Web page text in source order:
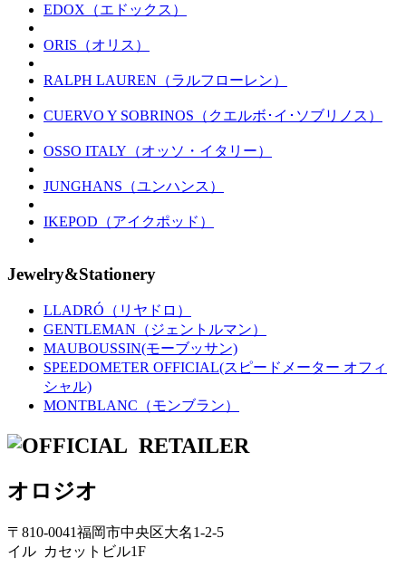
EDOX（エドックス）
ORIS（オリス）
RALPH LAUREN（ラルフローレン）
CUERVO Y SOBRINOS（クエルボ･イ･ソブリノス）
OSSO ITALY（オッソ・イタリー）
JUNGHANS（ユンハンス）
IKEPOD（アイクポッド）
Jewelry&Stationery
LLADRÓ（リヤドロ）
GENTLEMAN（ジェントルマン）
MAUBOUSSIN(モーブッサン)
SPEEDOMETER OFFICIAL(スピードメーター オフィ
シャル)
MONTBLANC（モンブラン）
オロジオ
〒810-0041福岡市中央区大名1-2-5
イル カセットビル1F